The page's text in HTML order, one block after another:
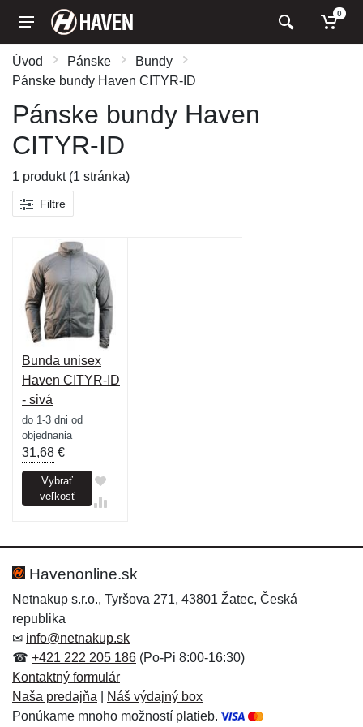
0
Úvod Pánske
Bundy
Pánske bundy Haven CITYR-ID
Pánske bundy Haven
CITYR-ID
1 produkt (1 stránka)
Filtre
Bunda unisex
Haven CITYR-ID
- sivá
do 1-3 dni od
objednania
31,68 €
Vybrať
veľkosť
Havenonline.sk
Netnakup s.r.o., Tyršova 271, 43801 Žatec, Česká
republika
✉ info@netnakup.sk
☎ +421 222 205 186 (Po-Pi 8:00-16:30)
Kontaktný formulár
Naša predajňa
Náš výdajný box
Ponúkame mnoho možností platieb.